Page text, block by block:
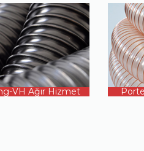
DETAYI
VH Ağır Hizmet